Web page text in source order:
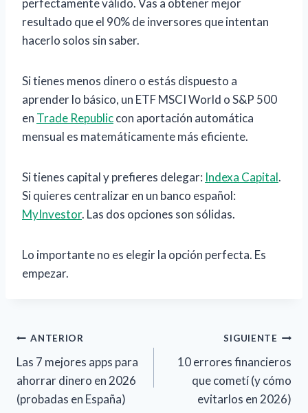
resultado que el 90% de inversores que intentan
hacerlo solos sin saber.
Si tienes menos dinero o estás dispuesto a
aprender lo básico, un ETF MSCI World o S&P 500
en Trade Republiccon aportación automática
mensual es matemáticamente más eficiente.
Si tienes capital y prefieres delegar: Indexa Capital.
Si quieres centralizar en un banco español:
MyInvestor. Las dos opciones son sólidas.
Lo importante no es elegir la opción perfecta. Es
empezar.
Navegación
de
entradas
ANTERIOR
Las 7 mejores apps para
ahorrar dinero en 2026
(probadas en España)
SIGUIENTE
10 errores financieros
que cometí (y cómo
evitarlos en 2026)